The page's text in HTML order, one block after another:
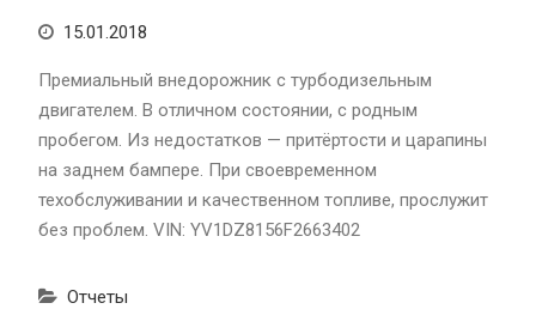
15.01.2018
Премиальный внедорожник с турбодизельным
двигателем. В отличном состоянии, с родным
пробегом. Из недостатков — притёртости и царапины
на заднем бампере. При своевременном
техобслуживании и качественном топливе, прослужит
без проблем. VIN: YV1DZ8156F2663402
Отчеты